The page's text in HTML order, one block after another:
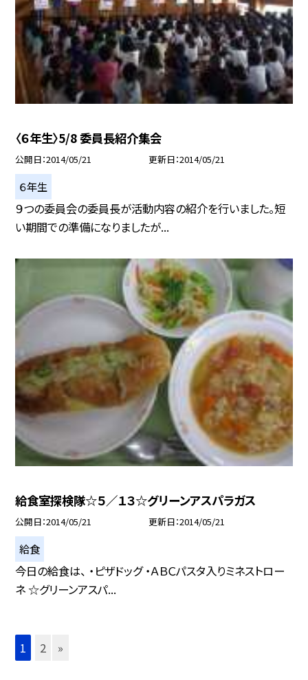
〈６年生〉5/8 委員長紹介集会
公開日 2014/05/21 更新日 2014/05/21
６年生
９つの委員会の委員長が活動内容の紹介を行いました。短
い期間での準備になりましたが...
給食室探検隊☆５／１３☆グリーンアスパラガス
公開日 2014/05/21 更新日 2014/05/21
給食
今日の給食は、 ・ピザドッグ ・ＡＢＣパスタ入りミネストロー
ネ ☆グリーンアスパ...
1 2 »